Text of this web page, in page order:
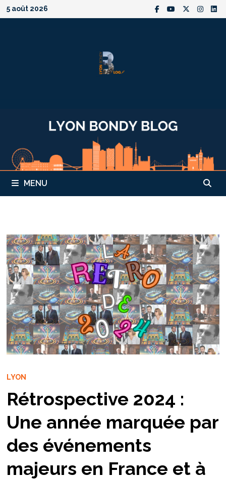
Passer
au
5 août 2026
MENU
LYON
Rétrospective 2024 :
Une année marquée par
des événements
majeurs en France et à